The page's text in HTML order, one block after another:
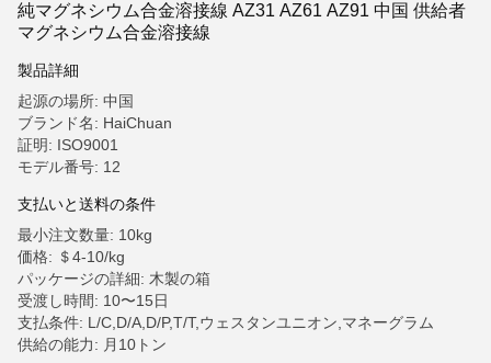
純マグネシウム合金溶接線 AZ31 AZ61 AZ91 中国 供給者
マグネシウム合金溶接線
製品詳細
起源の場所: 中国
ブランド名: HaiChuan
証明: ISO9001
モデル番号: 12
支払いと送料の条件
最小注文数量: 10kg
価格: ＄4-10/kg
パッケージの詳細: 木製の箱
受渡し時間: 10〜15日
支払条件: L/C,D/A,D/P,T/T,ウェスタンユニオン,マネーグラム
供給の能力: 月10トン